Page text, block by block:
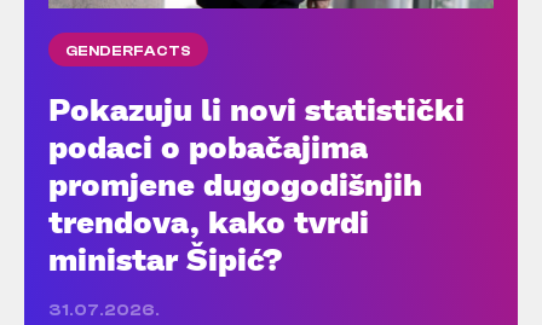
GENDERFACTS
Pokazuju li novi statistički
podaci o pobačajima
promjene dugogodišnjih
trendova, kako tvrdi
ministar Šipić?
31.07.2026.